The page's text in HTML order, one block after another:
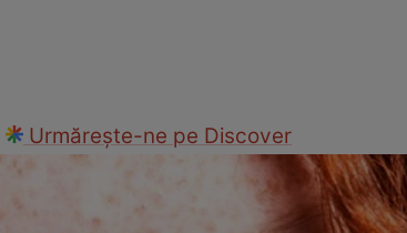
Urmărește-ne pe Discover